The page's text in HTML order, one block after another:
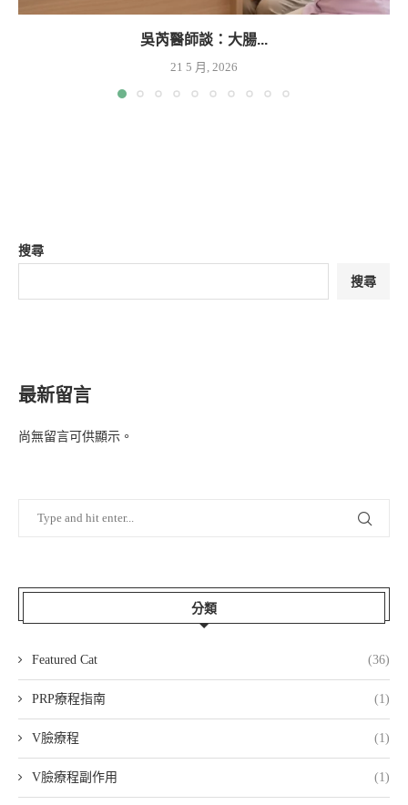
吳芮醫師談：大腸...
21 5 月, 2026
搜尋
搜尋
最新留言
尚無留言可供顯示。
分類
Featured Cat (36)
PRP療程指南 (1)
V臉療程 (1)
V臉療程副作用 (1)